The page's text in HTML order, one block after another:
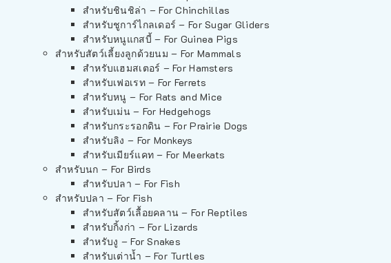
สำหรับชินชิล่า – For Chinchillas
สำหรับชูการ์ไกลเดอร์ – For Sugar Gliders
สำหรับหนูแกสบี้ – For Guinea Pigs
สำหรับสัตว์เลี้ยงลูกด้วยนม – For Mammals
สำหรับแฮมสเตอร์ – For Hamsters
สำหรับเฟอเรท – For Ferrets
สำหรับหนู – For Rats and Mice
สำหรับเม่น – For Hedgehogs
สำหรับกระรอกดิน – For Prairie Dogs
สำหรับลิง – For Monkeys
สำหรับเมียร์แคท – For Meerkats
สำหรับนก – For Birds
สำหรับปลา – For Fish
สำหรับปลา – For Fish
สำหรับสัตว์เลื้อยคลาน – For Reptiles
สำหรับกิ้งก่า – For Lizards
สำหรับงู – For Snakes
สำหรับเต่าน้ำ – For Turtles